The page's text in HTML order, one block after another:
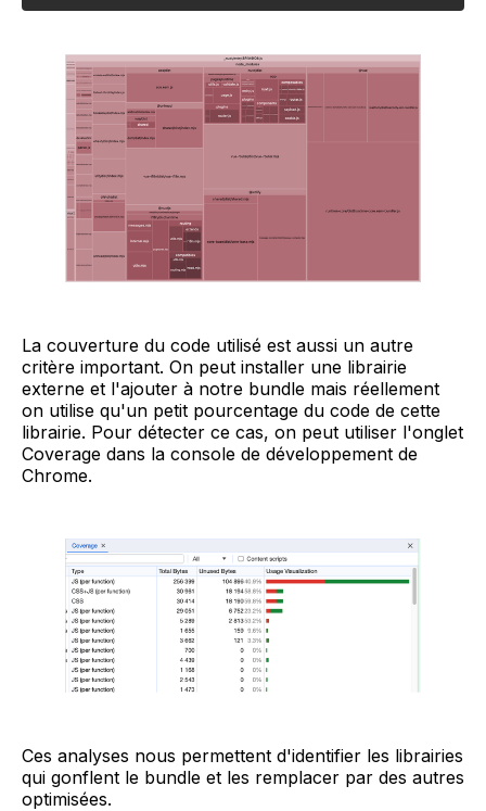
La couverture du code utilisé est aussi un autre
critère important. On peut installer une librairie
externe et l'ajouter à notre bundle mais réellement
on utilise qu'un petit pourcentage du code de cette
librairie. Pour détecter ce cas, on peut utiliser l'onglet
Coverage dans la console de développement de
Chrome.
Ces analyses nous permettent d'identifier les librairies
qui gonflent le bundle et les remplacer par des autres
optimisées.